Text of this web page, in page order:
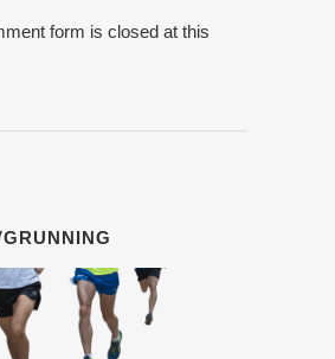
form is closed at this